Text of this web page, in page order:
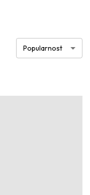
Popularnost